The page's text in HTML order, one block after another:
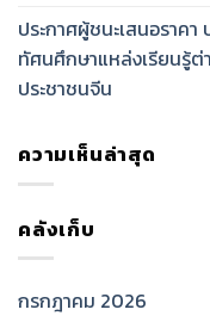
ประกาศผู้ชนะเสนอราคา
ทัศนศึกษาแหล่งเรียนรู้ต่
ประชาชนจีน
ความเห็นล่าสุด
คลังเก็บ
กรกฎาคม 2026